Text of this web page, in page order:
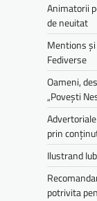
Animatorii
de neuitat
Mentions
Fediverse
Oameni,
„Povești
prin
Ilustrand
potrivita